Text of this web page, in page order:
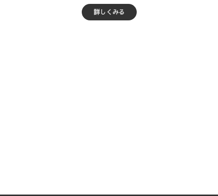
詳しくみる